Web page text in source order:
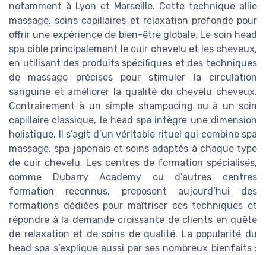
notamment à Lyon et Marseille. Cette technique allie
massage, soins capillaires et relaxation profonde pour
offrir une expérience de bien-être globale. Le soin head
spa cible principalement le cuir chevelu et les cheveux,
en utilisant des produits spécifiques et des techniques
de massage précises pour stimuler la circulation
sanguine et améliorer la qualité du chevelu cheveux.
Contrairement à un simple shampooing ou à un soin
capillaire classique, le head spa intègre une dimension
holistique. Il s’agit d’un véritable rituel qui combine spa
massage, spa japonais et soins adaptés à chaque type
de cuir chevelu. Les centres de formation spécialisés,
comme Dubarry Academy ou d’autres centres
formation reconnus, proposent aujourd’hui des
formations dédiées pour maîtriser ces techniques et
répondre à la demande croissante de clients en quête
de relaxation et de soins de qualité. La popularité du
head spa s’explique aussi par ses nombreux bienfaits :